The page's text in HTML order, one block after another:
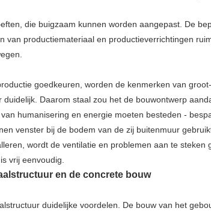
die buigzaam kunnen worden aangepast. De
van productiemateriaal en productieverrichtingen
goedkeuren, worden de kenmerken van
Daarom staal zou het de bouwontwerp
humanisering en energie moeten besteden -
venster bij de bodem van de zij buitenmuur
wordt de ventilatie en problemen aan te steken
vrij eenvoudig.
en de concrete bouw
duidelijke voordelen. De bouw van het